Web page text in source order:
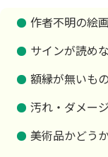
作者不明の絵
サインが読め
額縁が無いもの
汚れ・ダメー
美術品かどう